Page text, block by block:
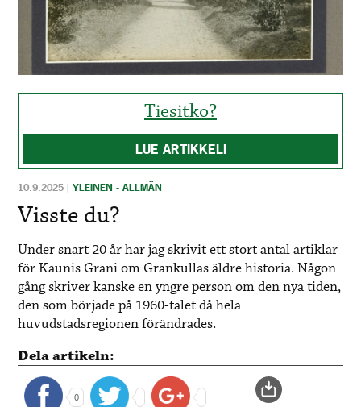
YLEINEN
ALLMÄN
MAINOSTAJILLE
ANNONSÖRER
Tiesitkö?
LUE ARTIKKELI
10.9.2025 |YLEINEN - ALLMÄN
Visste du?
Under snart 20 år har jag skrivit ett stort antal artiklar
för Kaunis Grani om Grankullas äldre historia. Någon
gång skriver kanske en yngre person om den nya tiden,
den som började på 1960-talet då hela
huvudstadsregionen förändrades.
Dela artikeln:
0